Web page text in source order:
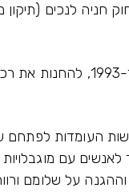
מוצע לאפשר לנכה, כהגדרתו בחוק חניה
העומדות לפתחם
עם
על שלומם